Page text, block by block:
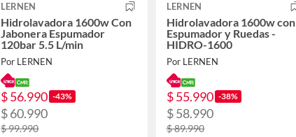
LERNEN
Hidrolavadora 1600w Con
Jabonera Espumador
120bar 5.5 L/min
Por LERNEN
$ 56.990 -43%
$ 60.990
$ 99.990
LERNEN
Hidrolavadora 1600w con
Espumador y Ruedas -
HIDRO-1600
Por LERNEN
$ 55.990 -38%
$ 58.990
$ 89.990